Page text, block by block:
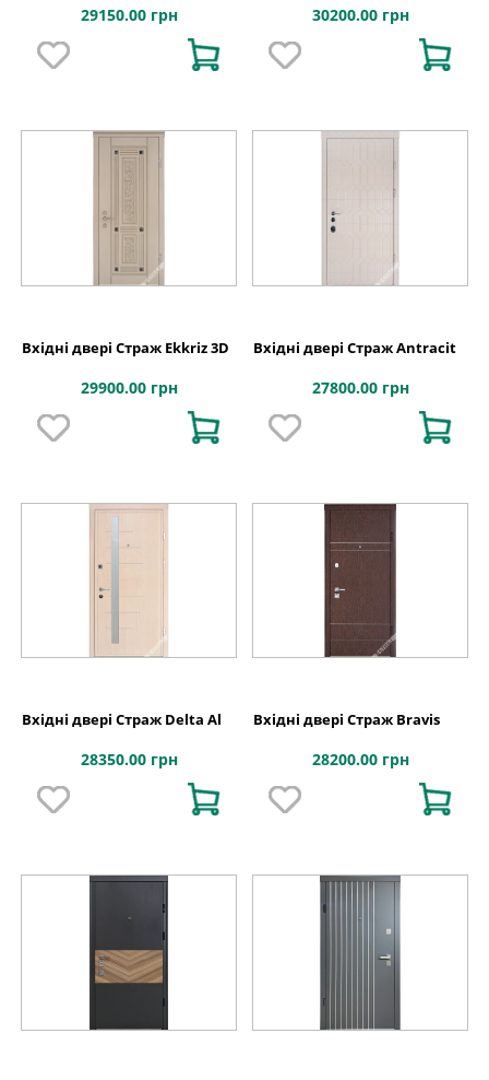
29150.00 грн 30200.00 грн
Вхідні двері Страж Ekkriz 3D
29900.00 грн
Вхідні двері Страж Antracit
27800.00 грн
Вхідні двері Страж Delta Al
28350.00 грн
Вхідні двері Страж Bravis
28200.00 грн